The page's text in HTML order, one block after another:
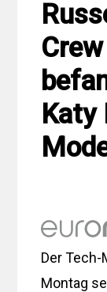
Katy
Der
Montag